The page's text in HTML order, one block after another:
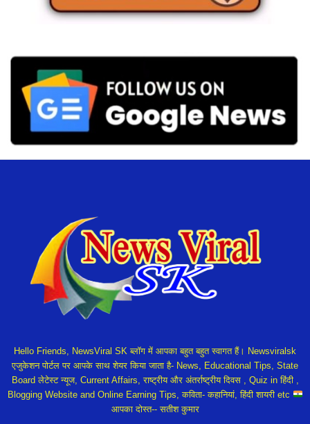
Hello Friends, NewsViral SK ब्लॉग में आपका बहुत बहुत स्वागत हैं। Newsviralsk
एजुकेशन पोर्टल पर आपके साथ शेयर किया जाता है- News, Educational Tips, State
Board लेटेस्ट न्यूज, Current Affairs, राष्ट्रीय और अंतर्राष्ट्रीय दिवस , Quiz in हिंदी ,
Blogging Website and Online Earning Tips, कविता- कहानियां, हिंदी शायरी etc
आपका दोस्त-- सतीश कुमार